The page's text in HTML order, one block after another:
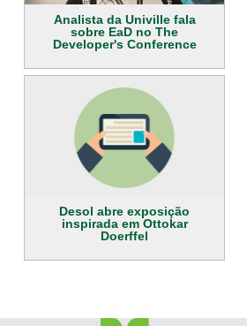
Analista da Univille fala
sobre EaD no The
Developer's Conference
Desol abre exposição
inspirada em Ottokar
Doerffel